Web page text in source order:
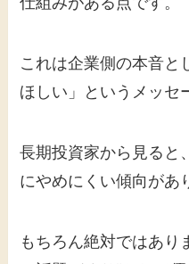
これは企業側の本音と
ほしい」というメッセ
長期投資家から見ると
にやめにくい傾向があ
もちろん絶対ではあり